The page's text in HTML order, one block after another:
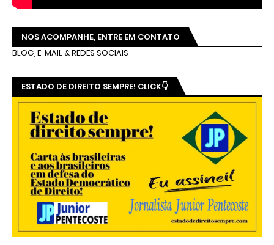
NOS ACOMPANHE, ENTRE EM CONTATO
BLOG, E-MAIL & REDES SOCIAIS
ESTADO DE DIREITO SEMPRE! CLICK👇